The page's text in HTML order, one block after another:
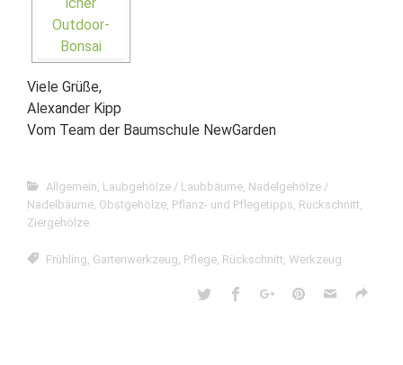
Viele Grüße,
Alexander Kipp
Vom Team der Baumschule NewGarden
Allgemein, Laubgehölze / Laubbäume, Nadelgehölze /
Nadelbäume, Obstgehölze, Pflanz- und Pflegetipps, Rückschnitt,
Ziergehölze
Frühling, Gartenwerkzeug, Pflege, Rückschnitt, Werkzeug